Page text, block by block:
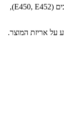
שמנת מתוקה 42% שומן, גבינה לבנה 5% שומן (18%), סוכר לבן, שמנת 27% שומן, קמח חיטה לבן (מכיל גלוטן), חמאה (6%), חלמון ביצה, ג'לטין (דגים), מים, שקדים טחונים, עמילן מעובד (E1414), מתחלבים (E450, E452),
על אריזת המוצר.